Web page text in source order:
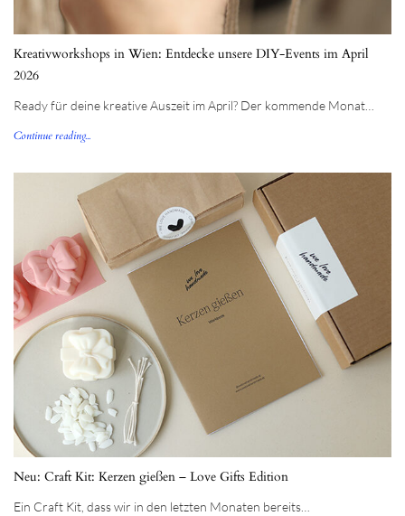
Kreativworkshops in Wien: Entdecke unsere DIY-Events im April
2026
Ready für deine kreative Auszeit im April? Der kommende Monat…
Continue reading...
Neu: Craft Kit: Kerzen gießen – Love Gifts Edition
Ein Craft Kit, dass wir in den letzten Monaten bereits…